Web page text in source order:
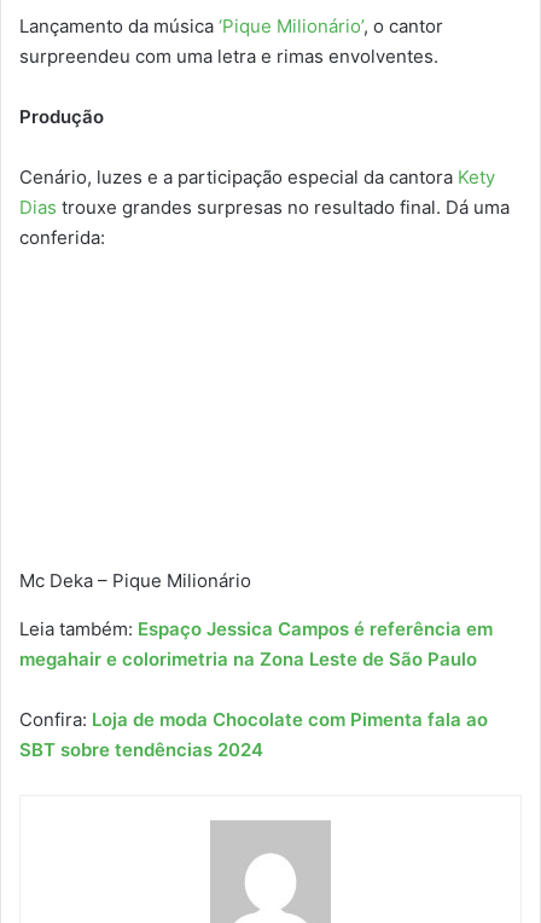
Lançamento da música ‘Pique Milionário’, o cantor
surpreendeu com uma letra e rimas envolventes.
Produção
Cenário, luzes e a participação especial da cantora Kety
Dias trouxe grandes surpresas no resultado final. Dá uma
conferida:
Mc Deka – Pique Milionário
Leia também: Espaço Jessica Campos é referência em
megahair e colorimetria na Zona Leste de São Paulo
Confira: Loja de moda Chocolate com Pimenta fala ao
SBT sobre tendências 2024